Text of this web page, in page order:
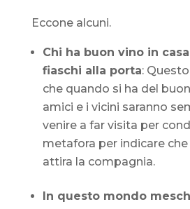
Eccone alcuni.
Chi ha buon vino in
fiaschi alla porta:
che quando si ha del
amici e i vicini saranno
venire a far visita per
metafora per indicare
attira la compagnia.
In questo mondo